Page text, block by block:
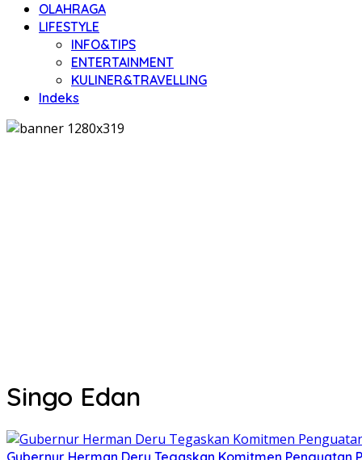
OLAHRAGA
LIFESTYLE
INFO&TIPS
ENTERTAINMENT
KULINER&TRAVELLING
Indeks
Singo Edan
Gubernur Herman Deru Tegaskan Komitmen Penguatan